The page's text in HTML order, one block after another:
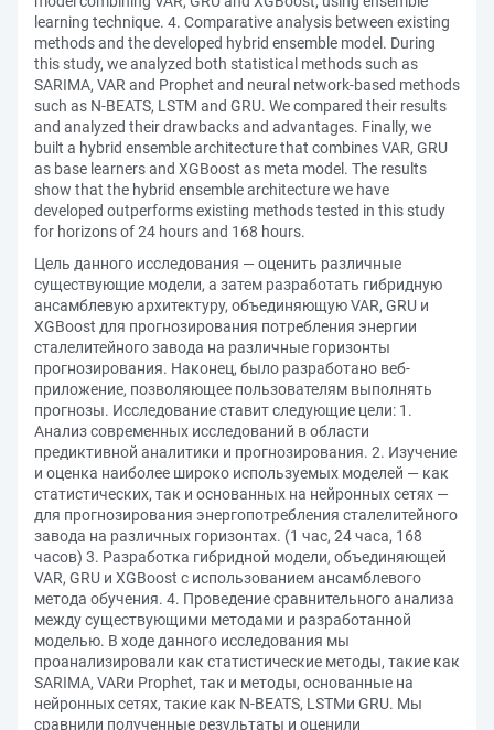
learning technique. 4. Comparative analysis between existing
methods and the developed hybrid ensemble model. During
this study, we analyzed both statistical methods such as
SARIMA, VAR and Prophet and neural network-based methods
such as N-BEATS, LSTM and GRU. We compared their results
and analyzed their drawbacks and advantages. Finally, we
built a hybrid ensemble architecture that combines VAR, GRU
as base learners and XGBoost as meta model. The results
show that the hybrid ensemble architecture we have
developed outperforms existing methods tested in this study
for horizons of 24 hours and 168 hours.
Цель данного исследования — оценить различные
существующие модели, а затем разработать гибридную
ансамблевую архитектуру, объединяющую VAR, GRU и
XGBoost для прогнозирования потребления энергии
сталелитейного завода на различные горизонты
прогнозирования. Наконец, было разработано веб-
приложение, позволяющее пользователям выполнять
прогнозы. Исследование ставит следующие цели: 1.
Анализ современных исследований в области
предиктивной аналитики и прогнозирования. 2. Изучение
и оценка наиболее широко используемых моделей — как
статистических, так и основанных на нейронных сетях —
для прогнозирования энергопотребления сталелитейного
завода на различных горизонтах. (1 час, 24 часа, 168
часов) 3. Разработка гибридной модели, объединяющей
VAR, GRU и XGBoost с использованием ансамблевого
метода обучения. 4. Проведение сравнительного анализа
между существующими методами и разработанной
моделью. В ходе данного исследования мы
проанализировали как статистические методы, такие как
SARIMA, VARи Prophet, так и методы, основанные на
нейронных сетях, такие как N-BEATS, LSTMи GRU. Мы
сравнили полученные результаты и оценили